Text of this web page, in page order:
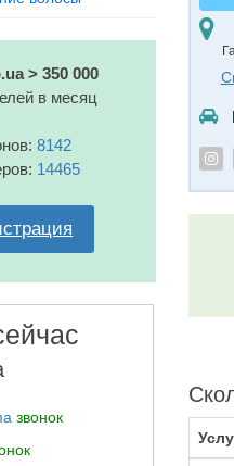
> 350 000
в месяц
8142
14465
звонок